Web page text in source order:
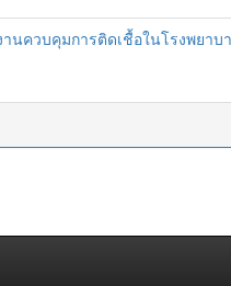
นควบคุมการติดเชื้อในโรงพยา